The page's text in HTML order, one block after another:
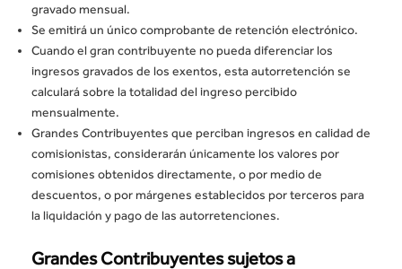
gravado mensual.
Se emitirá un único comprobante de retención electrónico.
Cuando el gran contribuyente no pueda diferenciar los
ingresos gravados de los exentos, esta autorretención se
calculará sobre la totalidad del ingreso percibido
mensualmente.
Grandes Contribuyentes que perciban ingresos en calidad de
comisionistas, considerarán únicamente los valores por
comisiones obtenidos directamente, o por medio de
descuentos, o por márgenes establecidos por terceros para
la liquidación y pago de las autorretenciones.
Grandes Contribuyentes sujetos a